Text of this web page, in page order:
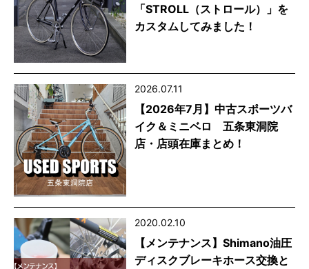
「STROLL（ストロール）」を
カスタムしてみました！
2026.07.11
【2026年7月】中古スポーツバ
イク＆ミニベロ 五条東洞院
店・店頭在庫まとめ！
2020.02.10
【メンテナンス】Shimano油圧
ディスクブレーキホース交換と